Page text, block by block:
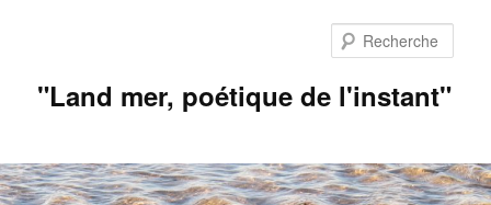
"Land mer, poétique de l'instant"